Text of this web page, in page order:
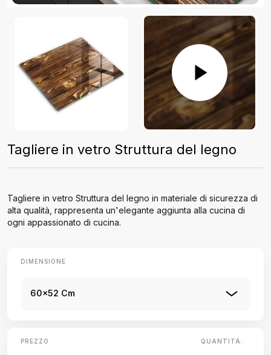
Tagliere in vetro Struttura del legno
Tagliere in vetro Struttura del legno in materiale di sicurezza di
alta qualità, rappresenta un'elegante aggiunta alla cucina di
ogni appassionato di cucina.
DIMENSIONE
60x52 Cm
PREZZO QUANTITÀ: